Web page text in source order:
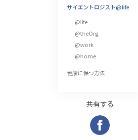
サイエントロジスト@life
@life
@theOrg
@work
@home
健康に保つ方法
共有する